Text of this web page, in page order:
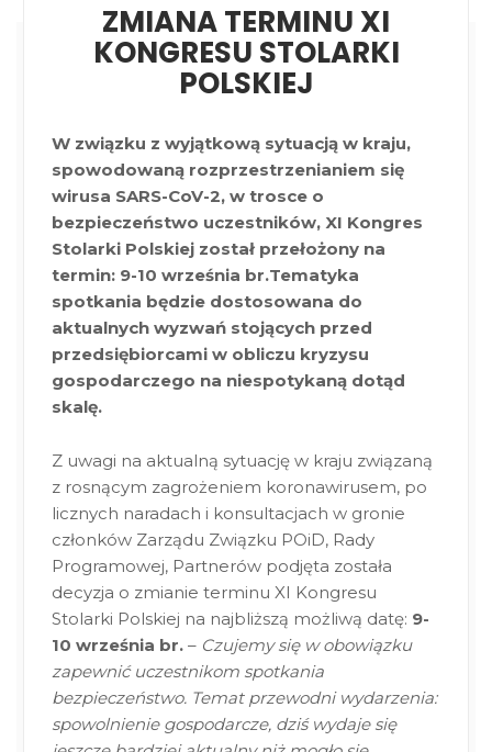
ZMIANA TERMINU XI
KONGRESU STOLARKI
POLSKIEJ
W związku z wyjątkową sytuacją w kraju,
spowodowaną rozprzestrzenianiem się
wirusa SARS-CoV-2, w trosce o
bezpieczeństwo uczestników, XI Kongres
Stolarki Polskiej został przełożony na
termin: 9-10 września br.Tematyka
spotkania będzie dostosowana do
aktualnych wyzwań stojących przed
przedsiębiorcami w obliczu kryzysu
gospodarczego na niespotykaną dotąd
skalę.
Z uwagi na aktualną sytuację w kraju związaną
z rosnącym zagrożeniem koronawirusem, po
licznych naradach i konsultacjach w gronie
członków Zarządu Związku POiD, Rady
Programowej, Partnerów podjęta została
decyzja o zmianie terminu XI Kongresu
Stolarki Polskiej na najbliższą możliwą datę: 9-
10 września br. – Czujemy się w obowiązku
zapewnić uczestnikom spotkania
bezpieczeństwo. Temat przewodni wydarzenia:
spowolnienie gospodarcze, dziś wydaje się